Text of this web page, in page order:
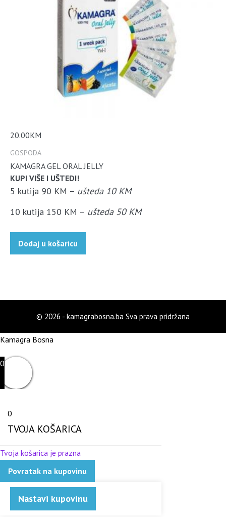
20.00KM
GOSPODA
KAMAGRA GEL ORAL JELLY
KUPI VIŠE I UŠTEDI!
5 kutija 90 KM – ušteda 10 KM
10 kutija 150 KM – ušteda 50 KM
Dodaj u košaricu
© 2026 - kamagrabosna.ba Sva prava pridržana
Kamagra Bosna
0
0
TVOJA KOŠARICA
Tvoja košarica je prazna
Povratak na kupovinu
Nastavi kupovinu